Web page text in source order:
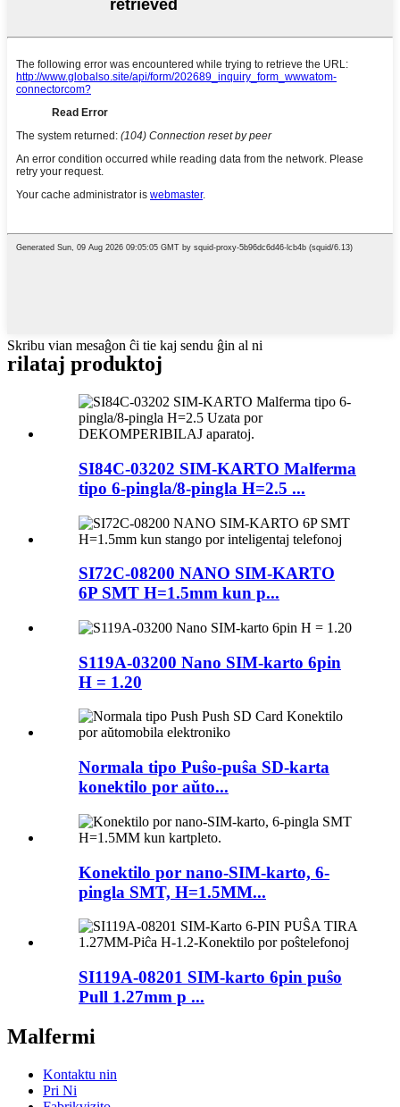
Skribu vian mesaĝon ĉi tie kaj sendu ĝin al ni
rilataj produktoj
SI84C-03202 SIM-KARTO Malferma
tipo 6-pingla/8-pingla H=2.5 ...
SI72C-08200 NANO SIM-KARTO
6P SMT H=1.5mm kun p...
S119A-03200 Nano SIM-karto 6pin
H = 1.20
Normala tipo Puŝo-puŝa SD-karta
konektilo por aŭto...
Konektilo por nano-SIM-karto, 6-
pingla SMT, H=1.5MM...
SI119A-08201 SIM-karto 6pin puŝo
Pull 1.27mm p ...
Malfermi
Kontaktu nin
Pri Ni